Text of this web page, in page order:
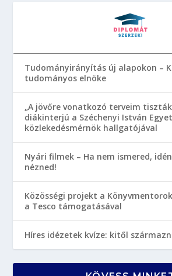
Tudományirányítás új alapokon –
tudományos elnöke
„A jövőre vonatkozó terveim tiszták
diákinterjú a Széchenyi István
közlekedésmérnök hallgatójával
Nyári filmek – Ha nem ismered,
nézned!
Közösségi projekt a
a Tesco támogatásával
Híres idézetek kvíze: kitől